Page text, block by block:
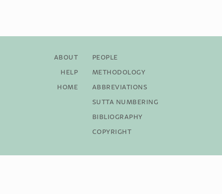
About
Help
Home
People
Methodology
Abbreviations
Sutta Numbering
Bibliography
Copyright